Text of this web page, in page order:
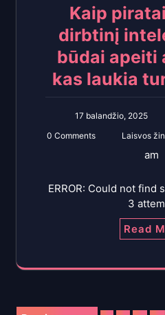
Kaip
dirbtinį
būdai apeiti
kas laukia
17 balandžio, 2025
0 Comments
Laisvos
am
ERROR: Could not find
3
Read